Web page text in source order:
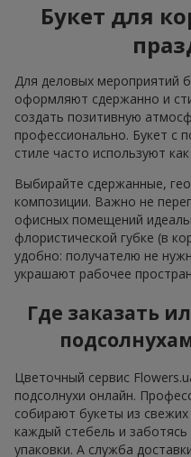
Букет для
Для деловых мероприятий
оформляют сдержанно и
создать позитивную
профессионально. Букет с
стиле часто используют
Выбирайте сдержанные,
композиции. Важно не
офисных помещений
флористической губке (в
удобно: получателю не
украшают рабочее
Где заказать
Цветочный сервис
подсолнухи онлайн.
собирают букеты из
каждый стебель и
упаковки. А служба